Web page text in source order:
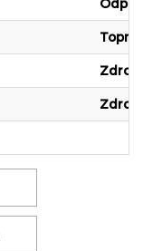
Zdroj
Zdroj